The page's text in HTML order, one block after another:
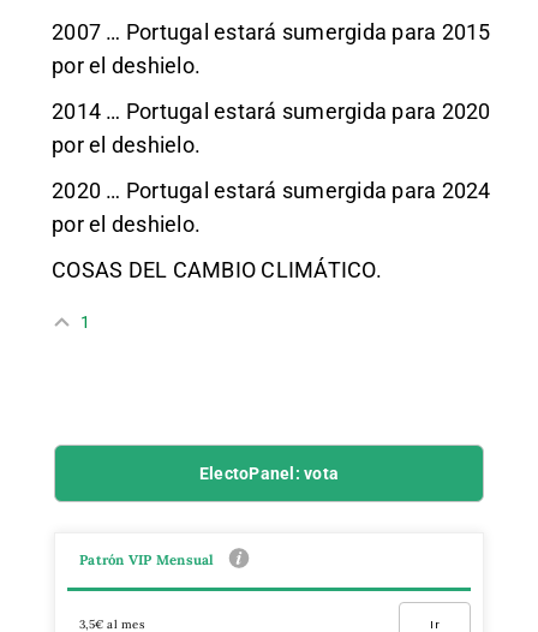
2007 … Portugal estará sumergida para 2015
por el deshielo.
2014 … Portugal estará sumergida para 2020
por el deshielo.
2020 … Portugal estará sumergida para 2024
por el deshielo.
COSAS DEL CAMBIO CLIMÁTICO.
1
ElectoPanel: vota
Patrón VIP Mensual
3,5€ al mes Ir